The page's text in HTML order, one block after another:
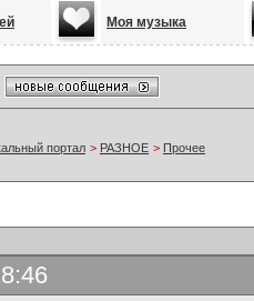
Моя музыка
портал > РАЗНОЕ > Прочее